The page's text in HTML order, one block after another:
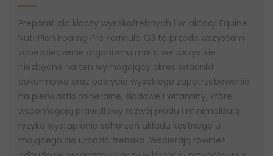
Preparat dla klaczy wysokoźrebnych i w laktacji Equine
NutriPlan Foaling Pro Formula Q3 to przede wszystkim
zabezpieczenie organizmu matki we wszystkie
niezbędne na ten wymagający okres składniki
pokarmowe oraz pokrycie wysokiego zapotrzebowania
na pierwiastki mineralne, śladowe i witaminy, które
wspomagają prawidłowy rozwój płodu i minimalizują
ryzyko wystąpienia schorzeń układu kostnego u
mającego się urodzić źrebaka. Wspierają również